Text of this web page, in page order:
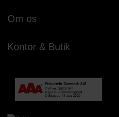
Om os
Kontor & Butik